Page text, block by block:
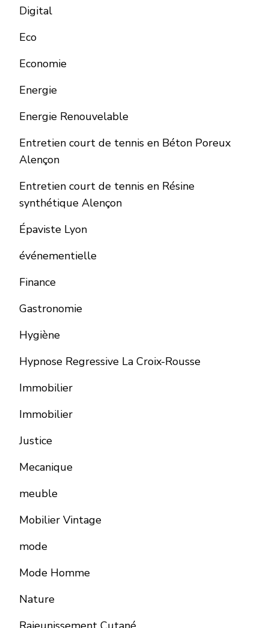
Digital
Eco
Economie
Energie
Energie Renouvelable
Entretien court de tennis en Béton Poreux
Alençon
Entretien court de tennis en Résine
synthétique Alençon
Épaviste Lyon
événementielle
Finance
Gastronomie
Hygiène
Hypnose Regressive La Croix-Rousse
Immobilier
Immobilier
Justice
Mecanique
meuble
Mobilier Vintage
mode
Mode Homme
Nature